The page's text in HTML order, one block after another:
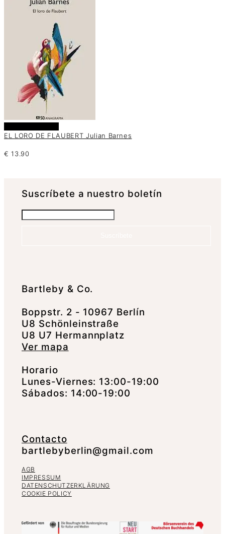
EL LORO DE FLAUBERT Julian Barnes
€ 13.90
Suscrí­bete a nuestro boletín
Bartleby & Co.
Boppstr. 2 - 10967 Berlín
U8 Schönleinstraße
U8 U7 Hermannplatz
Ver mapa
Horario
Lunes-Viernes: 13:00-19:00
Sábados: 14:00-19:00
Contacto
bartlebyberlin@gmail.com
AGB
IMPRESSUM
DATENSCHUTZERKLÄRUNG
COOKIE POLICY